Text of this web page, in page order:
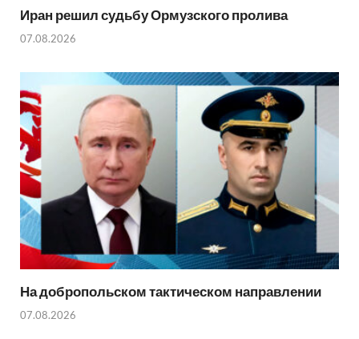
Иран решил судьбу Ормузского пролива
07.08.2026
На добропольском тактическом направлении
07.08.2026